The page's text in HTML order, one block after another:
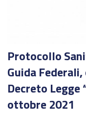
Challenge KTM Enduro
Challenge Husqvarna
Protocollo
Guida
Decreto Legge
ottobre 2021